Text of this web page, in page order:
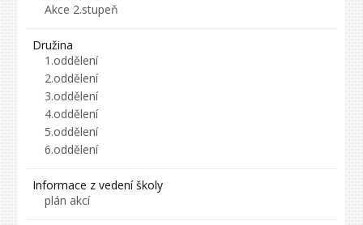
Akce 2.stupeň
Družina
1.oddělení
2.oddělení
3.oddělení
4.oddělení
5.oddělení
6.oddělení
Informace z vedení školy
plán akcí